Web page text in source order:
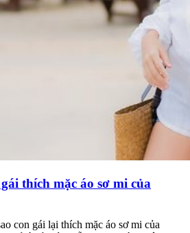
thích mặc áo sơ mi của
con gái lại thích mặc áo sơ mi của